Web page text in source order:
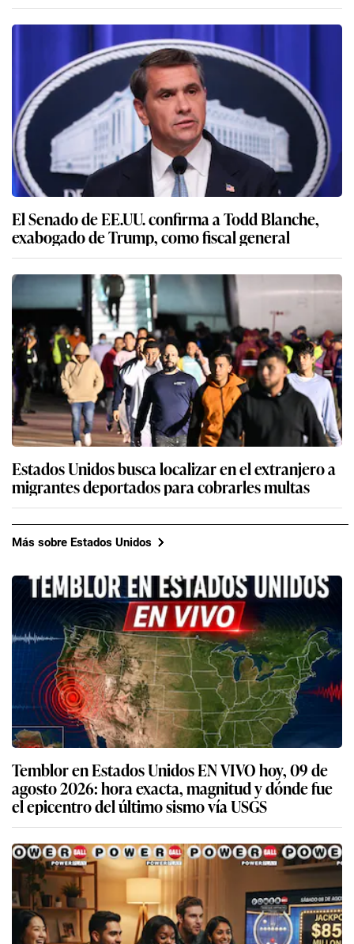
El Senado de EE.UU. confirma a Todd Blanche,
exabogado de Trump, como fiscal general
Estados Unidos busca localizar en el extranjero a
migrantes deportados para cobrarles multas
Más sobre Estados Unidos
Temblor en Estados Unidos EN VIVO hoy, 09 de
agosto 2026: hora exacta, magnitud y dónde fue
el epicentro del último sismo vía USGS